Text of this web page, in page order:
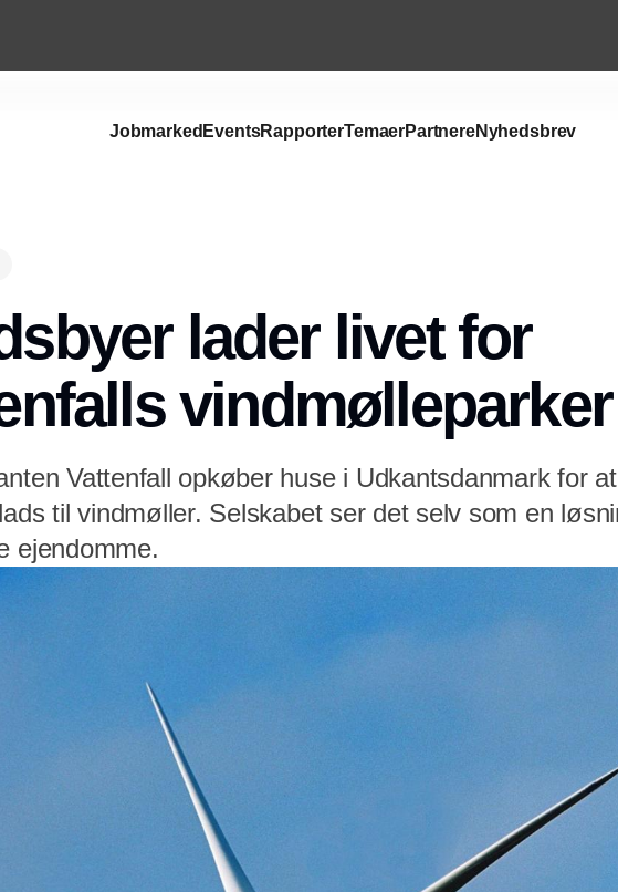
Jobmarked EventsRapporterTemaerPartnereNyhedsbrev
lader livet for
vindmølleparker
Vattenfall opkøber huse i Udkantsdanmark for
til vindmøller. Selskabet ser det selv som en
ejendomme.